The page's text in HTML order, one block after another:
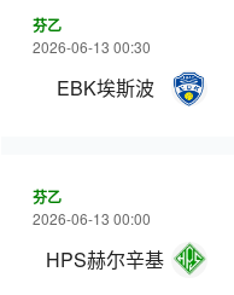
芬乙
2026-06-13 00:30
EBK埃斯波
芬乙
2026-06-13 00:00
HPS赫尔辛基